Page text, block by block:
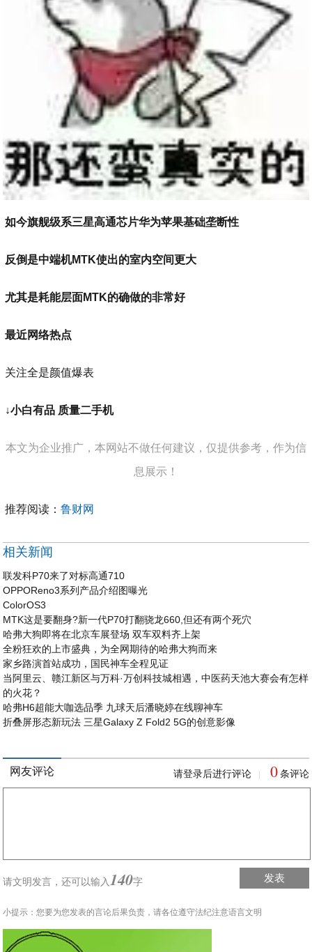
如今旗舰级系三星高通芯片华为苹果基础垄断性
反倒是中端机MTK使出的室内空间更大
尤其是耗能层面MTK的确做的非常好
最近网络热点
关注全是颜值爆表
↓小白有品 质量二手机
本文为企业推广，本网站不做任何建议，仅提供参考，作为信
息展示！
推荐阅读：鲁财网
相关新闻
联发科P70来了对标高通710
OPPOReno3系列产品介绍图曝光
ColorOS3
MTK这是要翻身?新一代P70打翻骁龙660,但还有两个死穴
哈弗大狗即将在北京车展登场 双车双料齐上架
全粉狂欢的上市盛典，为全网期待的哈弗大狗而来
家乡路演首站成功，国民神车全程见证
当阿里云、赣江新区与万科·万创科技城相遇，中医药天池大赛会有怎样
的火花？
哈弗H6超能大咖选品季 九球天后潘晓婷在线聊神车
折叠屏形态新玩法 三星Galaxy Z Fold2 5G的创意影像
网友评论 请登录后进行评论 0 条评论
请文明发言，还可以输入 140字 发表
小提示：您要为您发表的言论后果负责，请各位遵守法纪注意语言文明